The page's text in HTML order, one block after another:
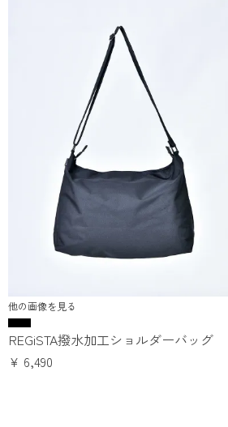
他の画像を見る
REGiSTA撥水加工ショルダーバッグ
¥ 6,490